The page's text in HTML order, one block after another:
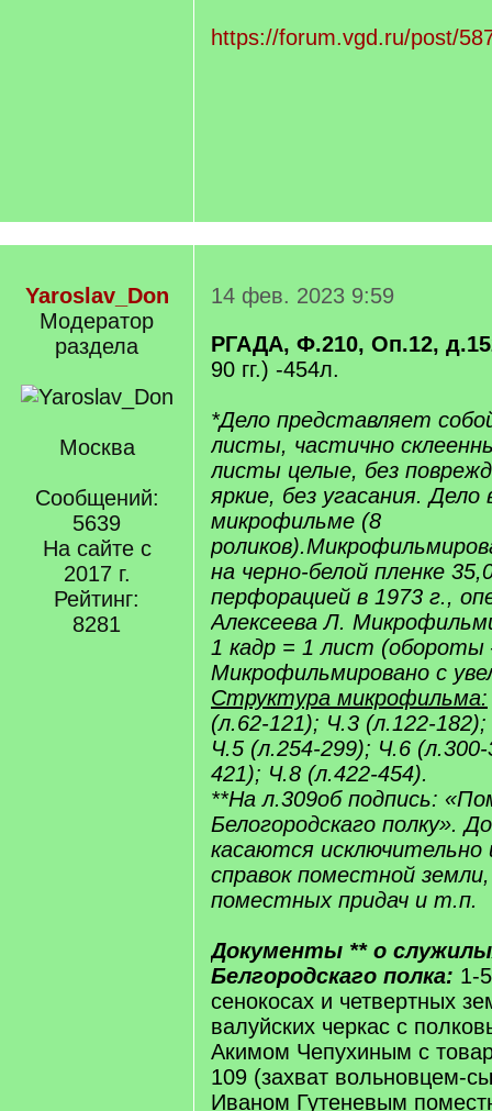
https://forum.vgd.ru/post/
Yaroslav_Don
Модератор
раздела
Москва
Сообщений:
5639
На сайте с
2017 г.
Рейтинг:
8281
14 фев. 2023 9:59
РГАДА, Ф.210, Оп.12,
90 гг.) -454л.
*Дело представляет
листы, частично
листы целые, без
яркие, без угасания.
микрофильме (8
на черно-белой пленке
перфорацией в 1973 г.,
Алексеева Л.
1 кадр = 1 лист (обороты
Микрофильмировано с
Структура микрофильма:
(л.62-121); Ч.3 (л.122-
Ч.5 (л.254-299); Ч.6
421); Ч.8 (л.422-454).
**На л.309об подпись:
Белогородскаго полку».
касаются исключительно
справок поместной
поместных придач и т.п.
Документы ** о
Белгородскаго полка: 1-
сенокосах и четвертных
валуйских черкас с
Акимом Чепухиным с
109 (захват вольновцем-
Иваном Гутеневым